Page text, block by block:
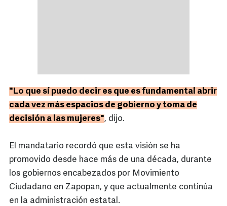
"Lo que sí puedo decir es que es fundamental abrir
cada vez más espacios de gobierno y toma de
decisión a las mujeres", dijo.
El mandatario recordó que esta visión se ha
promovido desde hace más de una década, durante
los gobiernos encabezados por Movimiento
Ciudadano en Zapopan, y que actualmente continúa
en la administración estatal.